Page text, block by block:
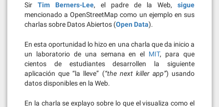
Sir Tim Berners-Lee, el padre de la Web, sigue
mencionado a OpenStreetMap como un ejemplo en sus
charlas sobre Datos Abiertos (Open Data).
En esta oportunidad lo hizo en una charla que da inicio a
un laboratorio de una semana en el MIT, para que
cientos de estudiantes desarrollen la siguiente
aplicación que “la lleve” (“the next killer app”) usando
datos disponibles en la Web.
En la charla se explayo sobre lo que el visualiza como el